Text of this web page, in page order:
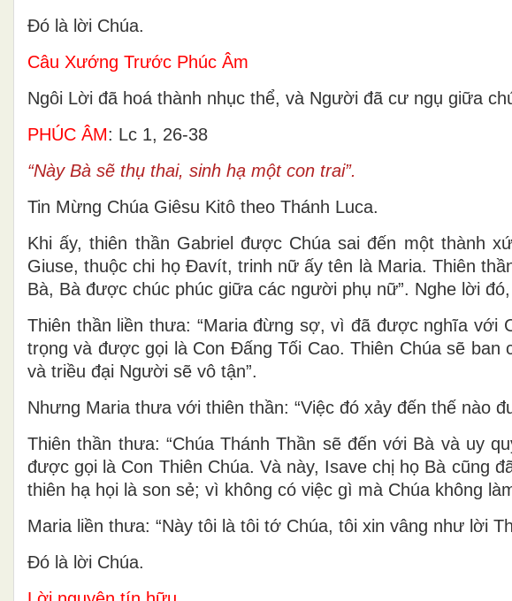
Ðó là lời Chúa.
Câu Xướng Trước Phúc Âm
Ngôi Lời đã hoá thành nhục thể, và Người đã cư ngụ giữa
PHÚC ÂM: Lc 1, 26-38
“Này Bà sẽ thụ thai, sinh hạ một con trai”.
Tin Mừng Chúa Giêsu Kitô theo Thánh Luca.
Khi ấy, thiên thần Gabriel được Chúa sai đến một thành
Giuse, thuộc chi họ Ðavít, trinh nữ ấy tên là Maria. Thiên
Bà, Bà được chúc phúc giữa các người phụ nữ”. Nghe lời
Thiên thần liền thưa: “Maria đừng sợ, vì đã được nghĩa với
trọng và được gọi là Con Ðấng Tối Cao. Thiên Chúa sẽ
và triều đại Người sẽ vô tận”.
Nhưng Maria thưa với thiên thần: “Việc đó xảy đến thế nào
Thiên thần thưa: “Chúa Thánh Thần sẽ đến với Bà và uy
được gọi là Con Thiên Chúa. Và này, Isave chị họ Bà cũng
thiên hạ họi là son sẻ; vì không có việc gì mà Chúa không
Maria liền thưa: “Này tôi là tôi tớ Chúa, tôi xin vâng như lời
Ðó là lời Chúa.